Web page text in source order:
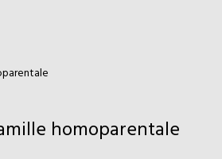
homoparentale